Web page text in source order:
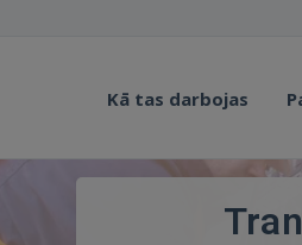
Kā tas darbojas